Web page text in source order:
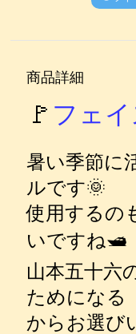
商品詳細
🚩 フェ
暑い季節に
ルです🌞
使用するの
いですね🛥
山本五十六
ためになる
からお選び